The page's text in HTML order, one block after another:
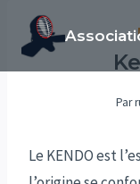
Par
Le KENDO est